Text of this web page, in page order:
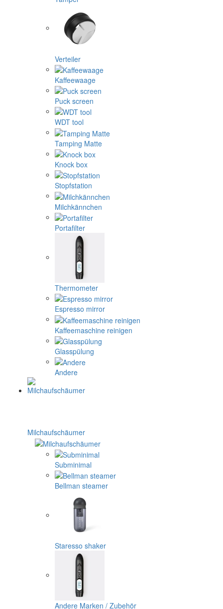
Verteiler
Kaffeewaage
Puck screen
WDT tool
Tamping Matte
Knock box
Stopfstation
Milchkännchen
Portafilter
Thermometer
Espresso mirror
Kaffeemaschine reinigen
Glasspülung
Andere
Milchaufschäumer
Subminimal
Bellman steamer
Staresso shaker
Andere Marken / Zubehör